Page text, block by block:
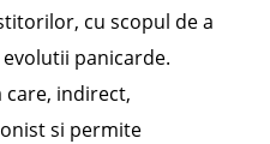
cu scopul de a
panicarde.
care, indirect,
si permite